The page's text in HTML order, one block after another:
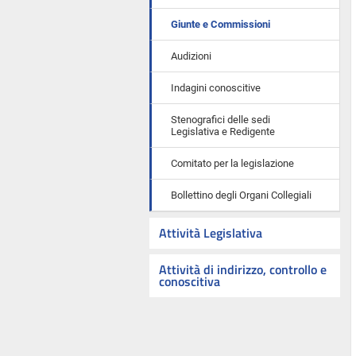
Giunte e Commissioni
Audizioni
Indagini conoscitive
Stenografici delle sedi
Legislativa e Redigente
Comitato per la legislazione
Bollettino degli Organi Collegiali
Attività Legislativa
Attività di indirizzo, controllo e
conoscitiva